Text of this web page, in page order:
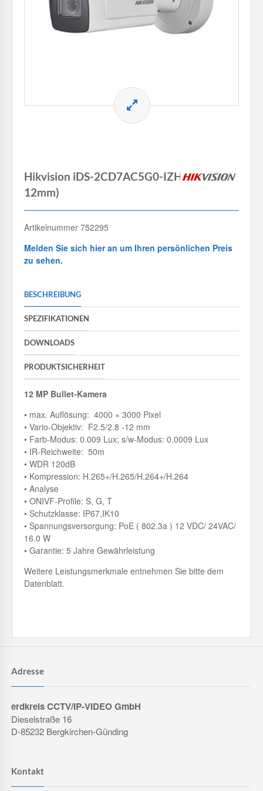
Hikvision iDS-2CD7AC5G0-IZHSY(2.8-
12mm)
Artikelnummer 752295
Melden Sie sich hier an um Ihren persönlichen Preis
zu sehen.
BESCHREIBUNG
SPEZIFIKATIONEN
DOWNLOADS
PRODUKTSICHERHEIT
12 MP Bullet-Kamera
• max. Auflösung: 4000 × 3000 Pixel
• Vario-Objektiv: F2.5/2.8 -12 mm
• Farb-Modus: 0.009 Lux; s/w-Modus: 0.0009 Lux
• IR-Reichweite: 50m
• WDR 120dB
• Kompression: H.265+/H.265/H.264+/H.264
• Analyse
• ONIVF-Profile: S, G, T
• Schutzklasse: IP67,IK10
• Spannungsversorgung: PoE ( 802.3a ) 12 VDC/ 24VAC/
16.0 W
• Garantie: 5 Jahre Gewährleistung
Weitere Leistungsmerkmale entnehmen Sie bitte dem
Datenblatt.
Adresse
erdkreis CCTV/IP-VIDEO GmbH
Dieselstraße 16
D-85232 Bergkirchen-Günding
Kontakt